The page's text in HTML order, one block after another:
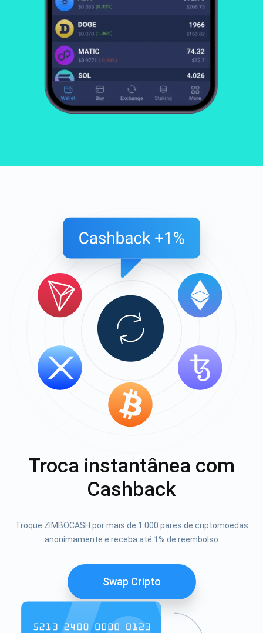
Troca instantânea com
Cashback
Troque ZIMBOCASH por mais de 1.000 pares de criptomoedas
anonimamente e receba até 1% de reembolso
Swap Cripto